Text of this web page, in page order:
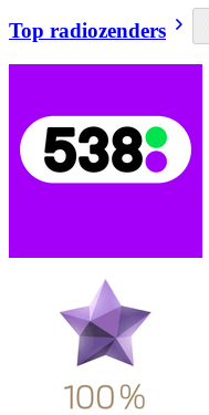
Top radiozenders